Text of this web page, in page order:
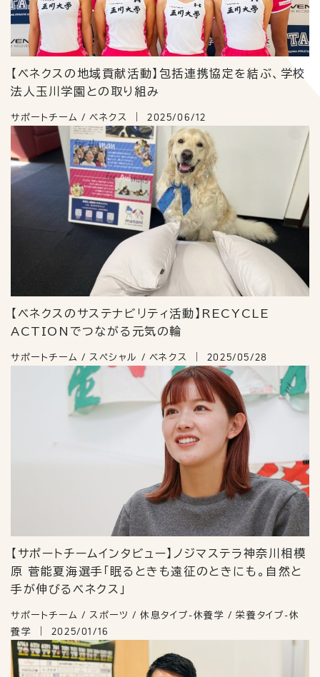
【ベネクスの地域貢献活動】包括連携協定を結ぶ、学校
法人玉川学園との取り組み
サポートチーム / ベネクス 2025/06/12
【ベネクスのサステナビリティ活動】RECYCLE
ACTIONでつながる元気の輪
サポートチーム / スペシャル / ベネクス 2025/05/28
【サポートチームインタビュー】ノジマステラ神奈川相模
原 菅能夏海選手「眠るときも遠征のときにも。自然と
手が伸びるベネクス」
サポートチーム / スポーツ / 休息タイプ-休養学 / 栄養タイプ-休
養学
2025/01/16